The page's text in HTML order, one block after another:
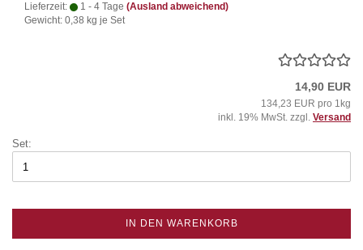
Lieferzeit: 1 - 4 Tage (Ausland abweichend)
Gewicht: 0,38 kg je Set
14,90 EUR
134,23 EUR pro 1kg
inkl. 19% MwSt. zzgl. Versand
Set:
IN DEN WARENKORB